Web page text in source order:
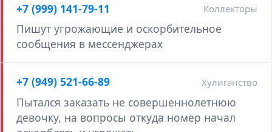
+7 (999) 141-79-11 Коллекторы
Пишут угрожающие и оскорбительное
сообщения в мессенджерах
+7 (949) 521-66-89 Хулиганство
Пытался заказать не совершеннолетнюю
девочку, на вопросы откуда номер начал